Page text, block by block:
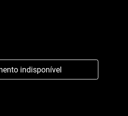
indisponível